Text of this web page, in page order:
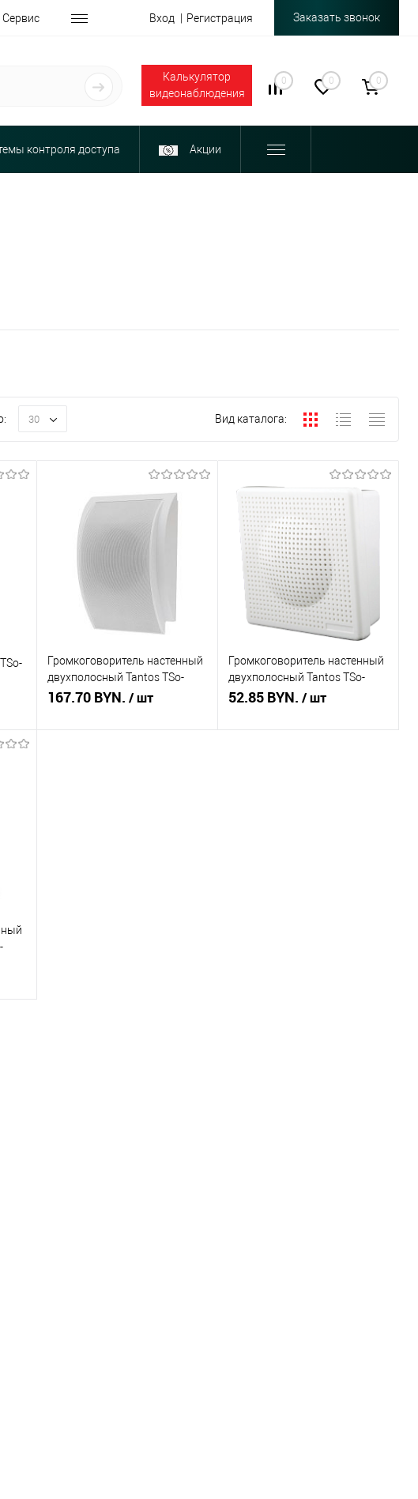
Сервис Вход Регистрация Заказать звонок
Калькулятор
видеонаблюдения
0 0 0
контроля доступа Акции
30 Вид каталога:
Громкоговоритель настенный
двухполосный Tantos TSo-
SW6b
167.70 BYN. / шт
Громкоговоритель настенный
двухполосный Tantos TSo-
SW3c
52.85 BYN. / шт